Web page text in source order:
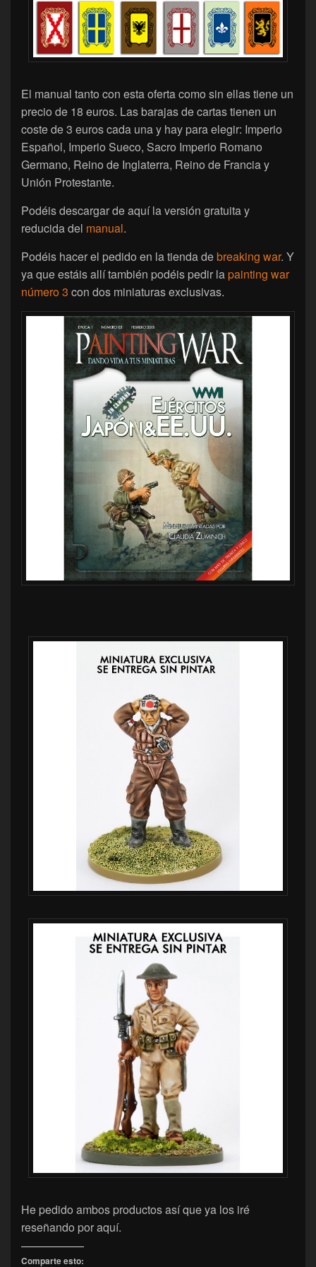
El manual tanto con esta oferta como sin ellas tiene un
precio de 18 euros. Las barajas de cartas tienen un
coste de 3 euros cada una y hay para elegir: Imperio
Español, Imperio Sueco, Sacro Imperio Romano
Germano, Reino de Inglaterra, Reino de Francia y
Unión Protestante.
Podéis descargar de aquí la versión gratuita y
reducida del manual.
Podéis hacer el pedido en la tienda debreaking war. Y
ya que estáis allí también podéis pedir lapainting war
número 3 con dos miniaturas exclusivas.
He pedido ambos productos así que ya los iré
reseñando por aquí.
Comparte esto: